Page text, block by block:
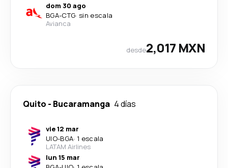
dom 30 ago
BGA-CTG· sin escala
Avianca
desde2,017 MXN
Quito - Bucaramanga 4 días
vie 12 mar
UIO-BGA· 1 escala
LATAM Airlines
lun 15 mar